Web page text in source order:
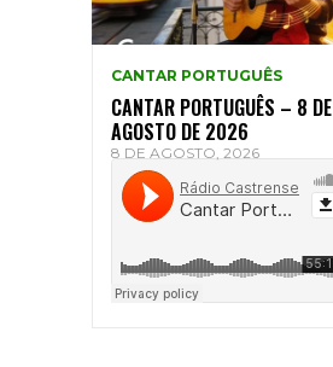
CANTAR PORTUGUÊS
CANTAR PORTUGUÊS – 8 DE
AGOSTO DE 2026
8 DE AGOSTO, 2026